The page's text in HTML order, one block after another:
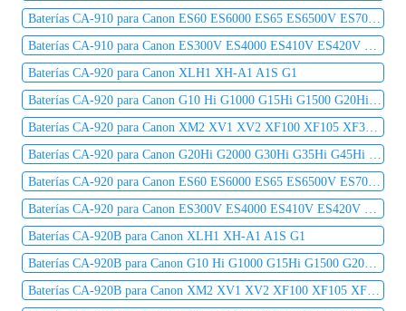
Baterías CA-910 para Canon ES60 ES6000 ES65 ES6500V ES7000es ES7000V ES75 ES8000V
Baterías CA-910 para Canon ES300V ES4000 ES410V ES420V ES50 ES5000 ES520A ES55
Baterías CA-920 para Canon XLH1 XH-A1 A1S G1
Baterías CA-920 para Canon G10 Hi G1000 G15Hi G1500 G20Hi G2000 G30Hi G35Hi G45Hi
Baterías CA-920 para Canon XM2 XV1 XV2 XF100 XF105 XF300 XF305 C2 DM-MV1 DM-MV10
Baterías CA-920 para Canon G20Hi G2000 G30Hi G35Hi G45Hi MV1 MV10 MV10i MV20 MV20i
Baterías CA-920 para Canon ES60 ES6000 ES65 ES6500V ES7000es ES7000V ES75 ES8000V
Baterías CA-920 para Canon ES300V ES4000 ES410V ES420V ES50 ES5000 ES520A ES55
Baterías CA-920B para Canon XLH1 XH-A1 A1S G1
Baterías CA-920B para Canon G10 Hi G1000 G15Hi G1500 G20Hi G2000 G30Hi G35Hi G45Hi
Baterías CA-920B para Canon XM2 XV1 XV2 XF100 XF105 XF300 XF305 C2 DM-MV1 DM-MV10